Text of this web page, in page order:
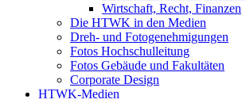
Wirtschaft, Recht, Finanzen
Die HTWK in den Medien
Dreh- und Fotogenehmigungen
Fotos Hochschulleitung
Fotos Gebäude und Fakultäten
Corporate Design
HTWK-Medien